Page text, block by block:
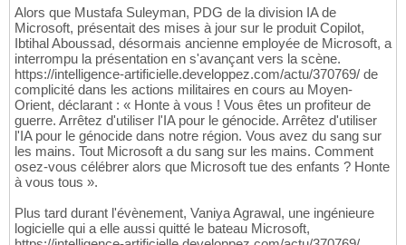
Alors que Mustafa Suleyman, PDG de la division IA de
Microsoft, présentait des mises à jour sur le produit Copilot,
Ibtihal Aboussad, désormais ancienne employée de Microsoft, a
interrompu la présentation en s'avançant vers la scène.
https://intelligence-artificielle.developpez.com/actu/370769/ de
complicité dans les actions militaires en cours au Moyen-
Orient, déclarant : « Honte à vous ! Vous êtes un profiteur de
guerre. Arrêtez d'utiliser l'IA pour le génocide. Arrêtez d'utiliser
l'IA pour le génocide dans notre région. Vous avez du sang sur
les mains. Tout Microsoft a du sang sur les mains. Comment
osez-vous célébrer alors que Microsoft tue des enfants ? Honte
à vous tous ».
Plus tard durant l'évènement, Vaniya Agrawal, une ingénieure
logicielle qui a elle aussi quitté le bateau Microsoft,